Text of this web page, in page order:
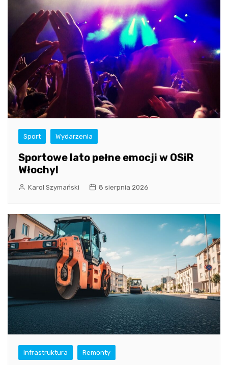
Sport Wydarzenia
Sportowe lato pełne emocji w OSiR
Włochy!
Karol Szymański 8 sierpnia 2026
Infrastruktura Remonty